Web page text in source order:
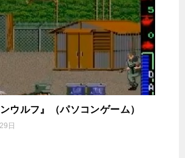
ウルフ』（パソコンゲーム）
日